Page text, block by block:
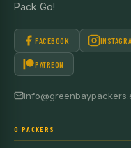
Pack Go!
FACEBOOK
PATREON
O PACKERS